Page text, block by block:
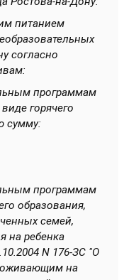
питанием
согласно
программам
горячего
сумму:
программам
образования,
семей,
на ребенка
N 176-ЗС "О
на